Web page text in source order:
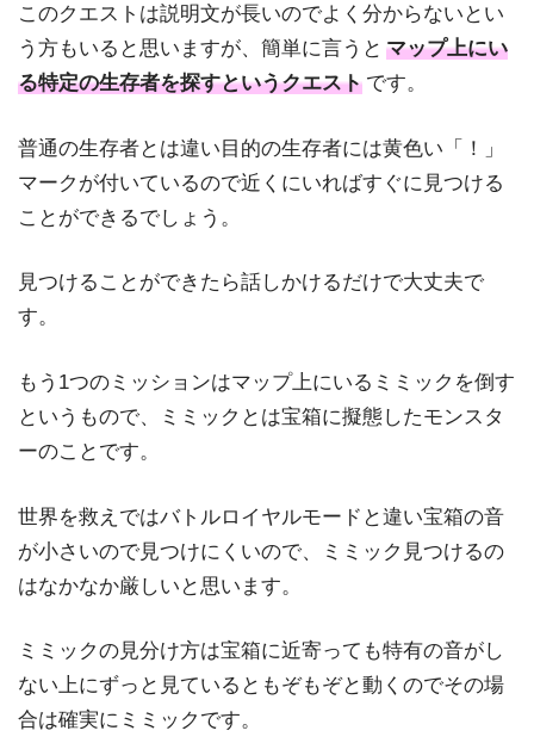
このクエストは説明文が長いのでよく分からないとい
う方もいると思いますが、簡単に言うと マップ上にい
る特定の生存者を探すというクエスト です。
普通の生存者とは違い目的の生存者には黄色い「！」
マークが付いているので近くにいればすぐに見つける
ことができるでしょう。
見つけることができたら話しかけるだけで大丈夫で
す。
もう1つのミッションはマップ上にいるミミックを倒す
というもので、ミミックとは宝箱に擬態したモンスタ
ーのことです。
世界を救えではバトルロイヤルモードと違い宝箱の音
が小さいので見つけにくいので、ミミック見つけるの
はなかなか厳しいと思います。
ミミックの見分け方は宝箱に近寄っても特有の音がし
ない上にずっと見ているともぞもぞと動くのでその場
合は確実にミミックです。